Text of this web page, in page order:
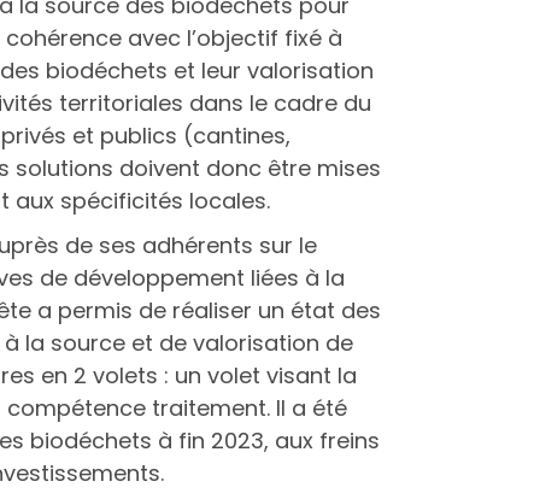
avec l’objectif fixé à
biodéchets et leur valorisation
territoriales dans le cadre du
et publics (cantines,
solutions doivent donc être mises
aux spécificités locales.
de ses adhérents sur le
de développement liées à la
a permis de réaliser un état des
la source et de valorisation de
en 2 volets : un volet visant la
traitement. Il a été
biodéchets à fin 2023, aux freins